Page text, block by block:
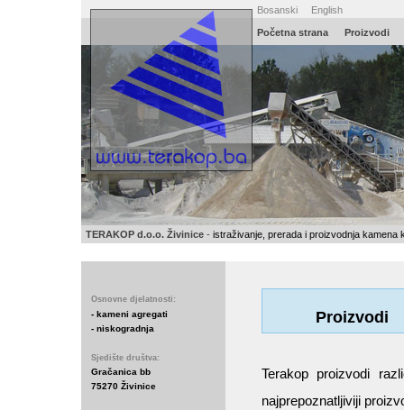
Početna strana Proizvodi
Bosanski English
Terakop proizvodi
najprepoznatljiviji
Proizvodi
Osnovne djelatnosti:
- kameni agregati
- niskogradnja
Sjedište društva:
Gračanica bb
75270 Živinice
TERAKOP d.o.o. Živinice - istraživanje, prerada i proizvodnja